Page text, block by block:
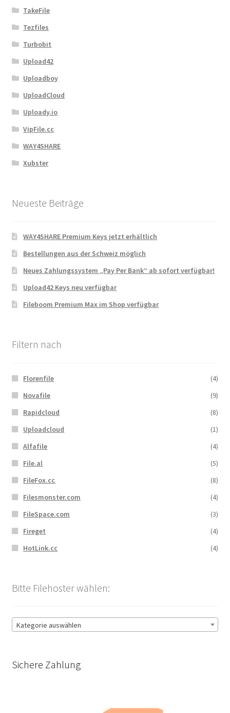
TakeFile
Tezfiles
Turbobit
Upload42
Uploadboy
UploadCloud
Uploady.io
VipFile.cc
WAY4SHARE
Xubster
Neueste Beiträge
WAY4SHARE Premium Keys jetzt erhältlich
Bestellungen aus der Schweiz möglich
Neues Zahlungssystem „Pay Per Bank“ ab sofort verfügbar!
Upload42 Keys neu verfügbar
Fileboom Premium Max im Shop verfügbar
Filtern nach
Florenfile
(4)
Novafile
(9)
Rapidcloud
(8)
Uploadcloud
(1)
Alfafile
(4)
File.al
(5)
FileFox.cc
(8)
Filesmonster.com
(4)
FileSpace.com
(3)
Fireget
(4)
HotLink.cc
(4)
Bitte Filehoster wählen:
Kategorie auswählen
Sichere Zahlung